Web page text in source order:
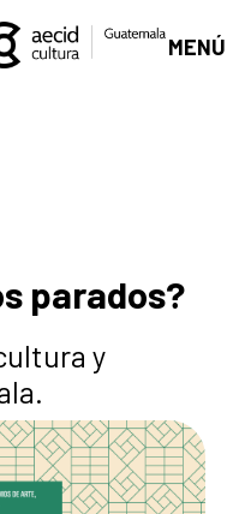
MENÚ
parados?
y